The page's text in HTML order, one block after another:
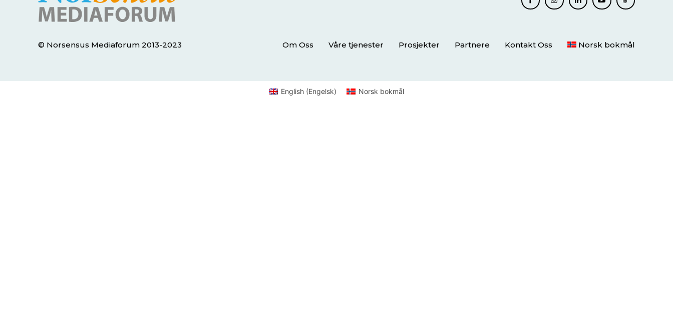
© Norsensus Mediaforum 2013-2023 Om Oss Våre tjenester Prosjekter Partnere Kontakt Oss Norsk bokmål
English (Engelsk) Norsk bokmål